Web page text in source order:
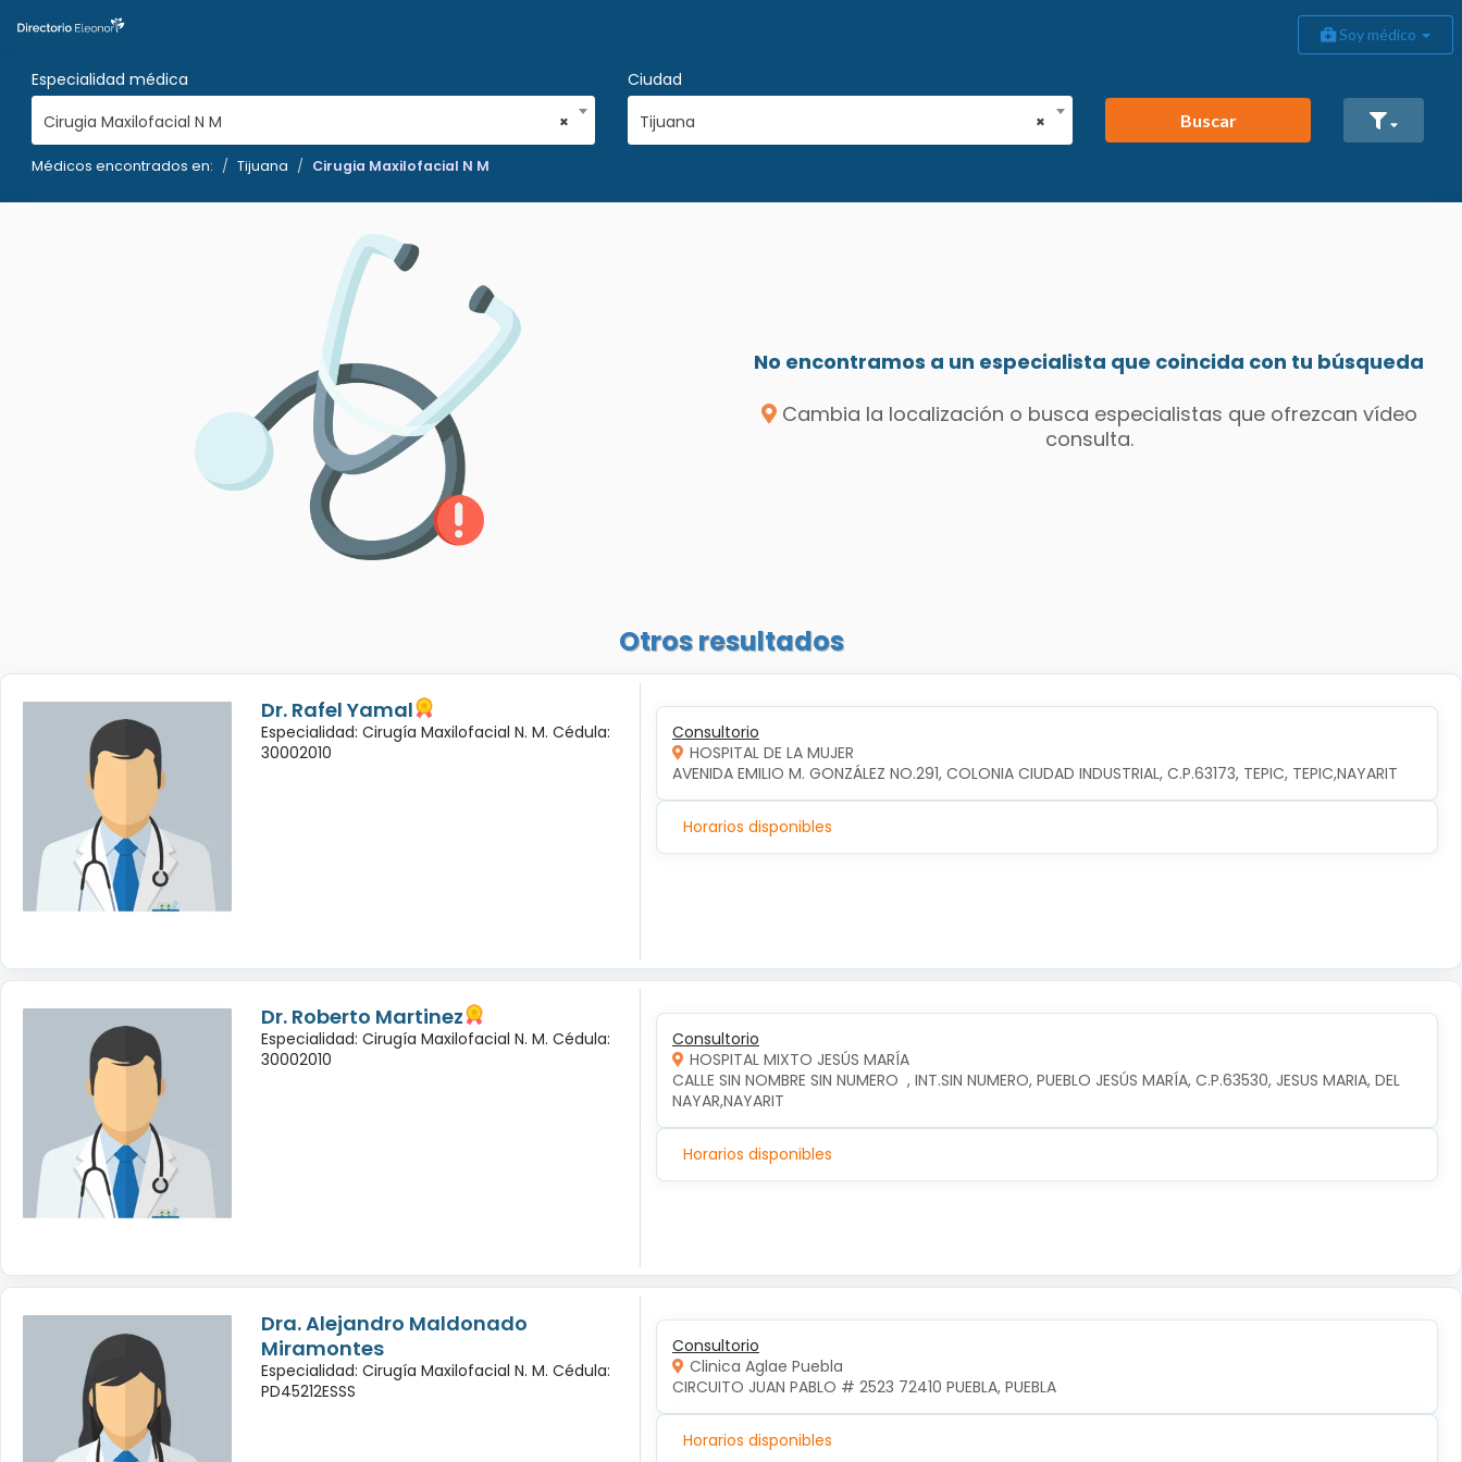
Soy médico
Especialidad médica
×
Cirugia Maxilofacial N M
Ciudad
×
Tijuana Buscar
Médicos encontrados en: Tijuana Cirugia Maxilofacial N M
No encontramos a un especialista que coincida con tu búsqueda
Cambia la localización o busca especialistas que ofrezcan vídeo
consulta.
Otros resultados
Dr. Rafel Yamal
Especialidad: Cirugía Maxilofacial N. M. Cédula:
30002010
Consultorio
HOSPITAL DE LA MUJER
AVENIDA EMILIO M. GONZÁLEZ NO.291, COLONIA CIUDAD INDUSTRIAL, C.P.63173, TEPIC, TEPIC,NAYARIT
Horarios disponibles
Dr. Roberto Martinez
Especialidad: Cirugía Maxilofacial N. M. Cédula:
30002010
Consultorio
HOSPITAL MIXTO JESÚS MARÍA
CALLE SIN NOMBRE SIN NUMERO  , INT.SIN NUMERO, PUEBLO JESÚS MARÍA, C.P.63530, JESUS MARIA, DEL
NAYAR,NAYARIT
Horarios disponibles
Dra. Alejandro Maldonado
Miramontes
Especialidad: Cirugía Maxilofacial N. M. Cédula:
PD45212ESSS
Consultorio
Clinica Aglae Puebla
CIRCUITO JUAN PABLO # 2523 72410 PUEBLA, PUEBLA
Horarios disponibles